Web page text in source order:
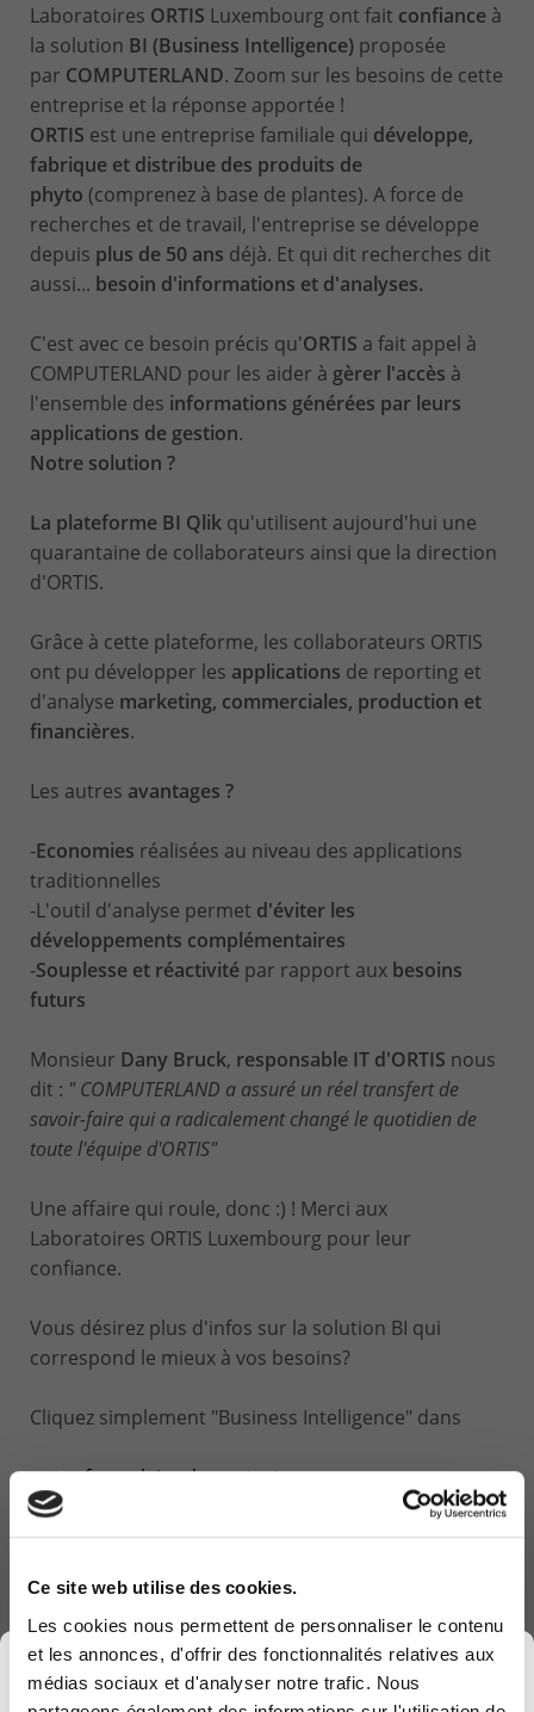
Ce site web utilise des cookies.
Les cookies nous permettent de personnaliser le contenu
et les annonces, d'offrir des fonctionnalités relatives aux
médias sociaux et d'analyser notre trafic. Nous
Laboratoires ORTIS Luxembourg ont fait confiance à
la solution BI (Business Intelligence) proposée
par COMPUTERLAND. Zoom sur les besoins de cette
entreprise et la réponse apportée !
ORTIS est une entreprise familiale qui développe,
fabrique et distribue des produits de
phyto (comprenez à base de plantes). A force de
recherches et de travail, l'entreprise se développe
depuis plus de 50 ans déjà. Et qui dit recherches dit
aussi... besoin d'informations et d'analyses.
C'est avec ce besoin précis qu'ORTIS a fait appel à
COMPUTERLAND pour les aider à gèrer l'accès à
l'ensemble des informations générées par leurs
applications de gestion.
Notre solution ?
La plateforme BI Qlik qu'utilisent aujourd'hui une
quarantaine de collaborateurs ainsi que la direction
d'ORTIS.
Grâce à cette plateforme, les collaborateurs ORTIS
ont pu développer les applications de reporting et
d'analyse marketing, commerciales, production et
financières.
Les autres avantages ?
-Economies réalisées au niveau des applications
traditionnelles
-L'outil d'analyse permet d'éviter les
développements complémentaires
-Souplesse et réactivité par rapport aux besoins
futurs
Monsieur Dany Bruck, responsable IT d'ORTIS nous
dit : " COMPUTERLAND a assuré un réel transfert de
savoir-faire qui a radicalement changé le quotidien de
toute l'équipe d'ORTIS"
Une affaire qui roule, donc :) ! Merci aux
Laboratoires ORTIS Luxembourg pour leur
confiance.
Vous désirez plus d'infos sur la solution BI qui
correspond le mieux à vos besoins?
Cliquez simplement "Business Intelligence" dans
notre formulaire de contact
DERNIERS ARTICLES
d’aujourd’hui… et anticiper celui de demain
26 May 2026